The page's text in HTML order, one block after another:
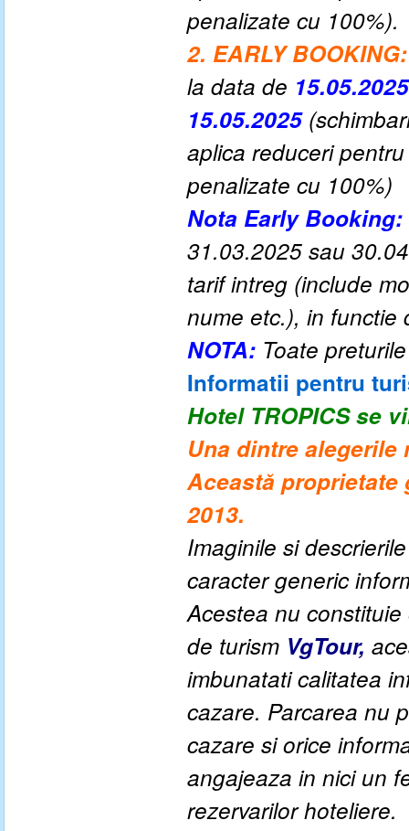
penalizate cu 100%).
2. EARLY BOOKING:
la data de 15.05.2025
15.05.2025
aplica reduceri
penalizate cu 100%)
Nota Early Booking:
31.03.2025 sau 30.04
tarif intreg (include
nume etc.), in functie
NOTA: Toate
Informatii pentru
Hotel TROPICS se
Una dintre alegerile
Această proprietate
2013.
Imaginile si
caracter generic
Acestea nu
de turism VgTour,
imbunatati calitatea
cazare. Parcarea nu
cazare si orice
angajeaza in nici un
rezervarilor hoteliere.